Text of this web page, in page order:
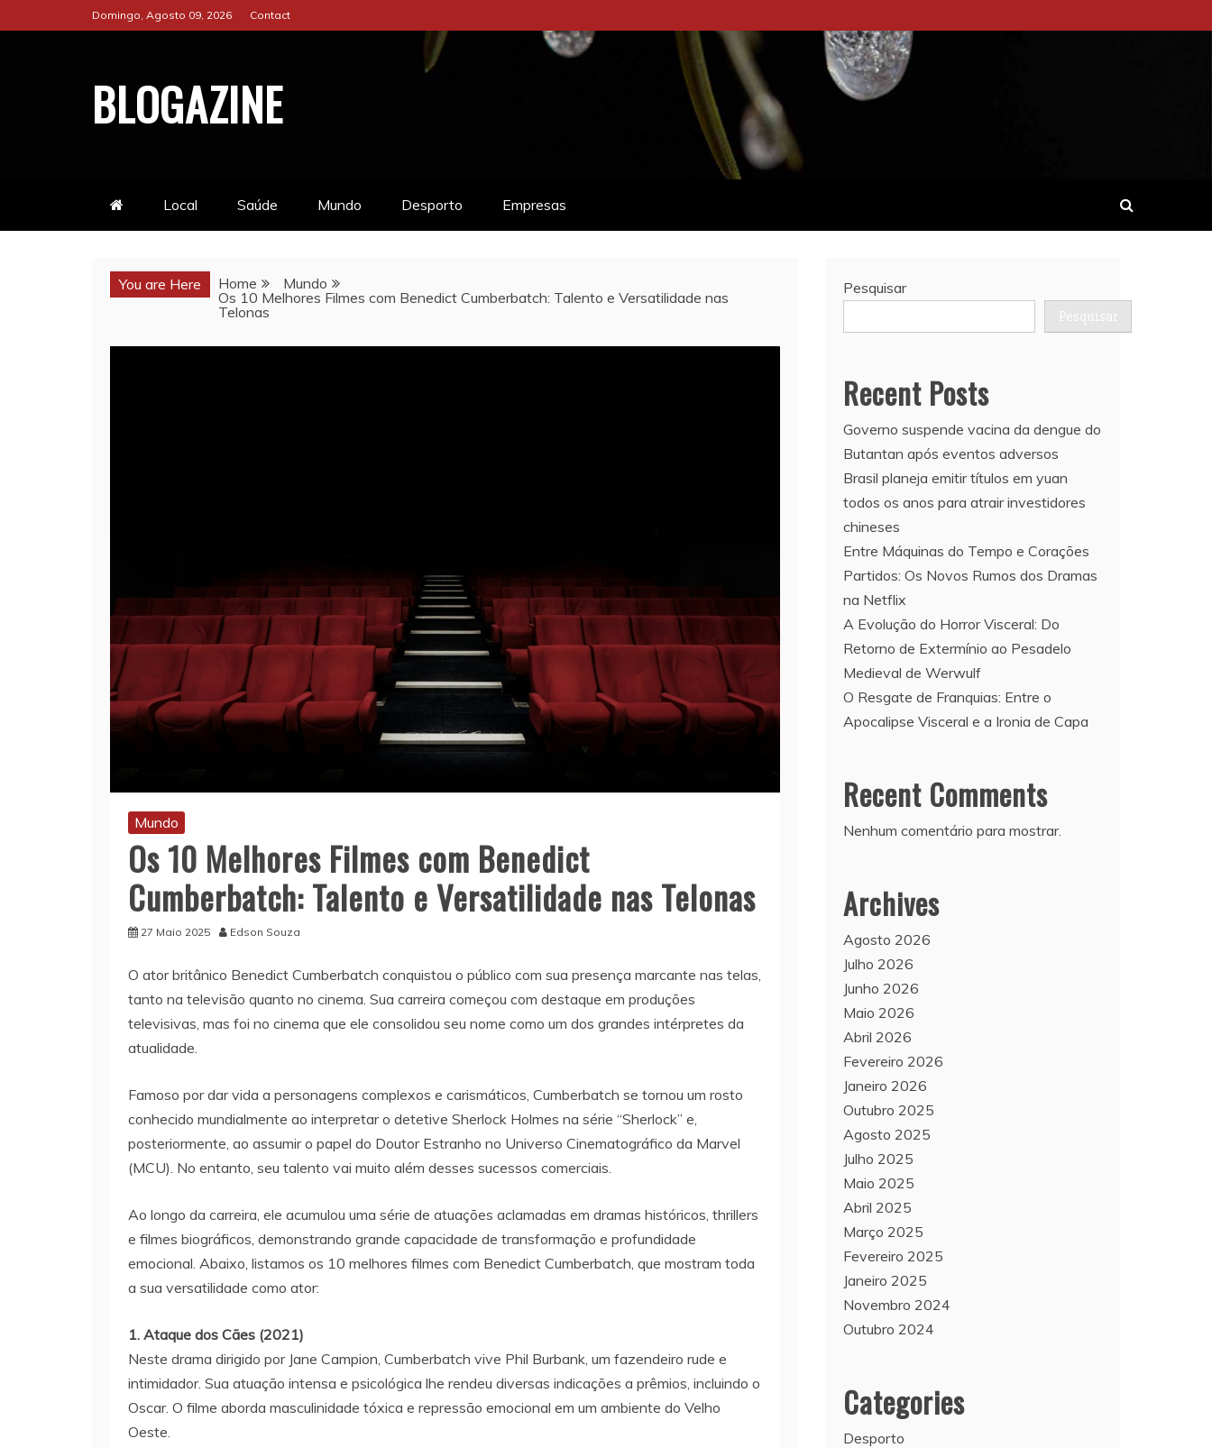
to
Domingo, Agosto 09, 2026 Contact
BLOGAZINE
Local Saúde Mundo Desporto Empresas
You are Here Home
Mundo
Os 10 Melhores Filmes com Benedict Cumberbatch: Talento e Versatilidade nas
Telonas
Mundo
Os 10 Melhores Filmes com Benedict
Cumberbatch: Talento e Versatilidade nas Telonas
27 Maio 2025 Edson Souza
O ator britânico Benedict Cumberbatch conquistou o público com sua presença marcante nas telas,
tanto na televisão quanto no cinema. Sua carreira começou com destaque em produções
televisivas, mas foi no cinema que ele consolidou seu nome como um dos grandes intérpretes da
atualidade.
Famoso por dar vida a personagens complexos e carismáticos, Cumberbatch se tornou um rosto
conhecido mundialmente ao interpretar o detetive Sherlock Holmes na série “Sherlock” e,
posteriormente, ao assumir o papel do Doutor Estranho no Universo Cinematográfico da Marvel
(MCU). No entanto, seu talento vai muito além desses sucessos comerciais.
Ao longo da carreira, ele acumulou uma série de atuações aclamadas em dramas históricos, thrillers
e filmes biográficos, demonstrando grande capacidade de transformação e profundidade
emocional. Abaixo, listamos os 10 melhores filmes com Benedict Cumberbatch, que mostram toda
a sua versatilidade como ator:
1. Ataque dos Cães (2021)
Neste drama dirigido por Jane Campion, Cumberbatch vive Phil Burbank, um fazendeiro rude e
intimidador. Sua atuação intensa e psicológica lhe rendeu diversas indicações a prêmios, incluindo o
Oscar. O filme aborda masculinidade tóxica e repressão emocional em um ambiente do Velho
Oeste.
Pesquisar
Pesquisar
Recent Posts
Governo suspende vacina da dengue do
Butantan após eventos adversos
Brasil planeja emitir títulos em yuan
todos os anos para atrair investidores
chineses
Entre Máquinas do Tempo e Corações
Partidos: Os Novos Rumos dos Dramas
na Netflix
A Evolução do Horror Visceral: Do
Retorno de Extermínio ao Pesadelo
Medieval de Werwulf
O Resgate de Franquias: Entre o
Apocalipse Visceral e a Ironia de Capa
Recent Comments
Nenhum comentário para mostrar.
Archives
Agosto 2026
Julho 2026
Junho 2026
Maio 2026
Abril 2026
Fevereiro 2026
Janeiro 2026
Outubro 2025
Agosto 2025
Julho 2025
Maio 2025
Abril 2025
Março 2025
Fevereiro 2025
Janeiro 2025
Novembro 2024
Outubro 2024
Categories
Desporto